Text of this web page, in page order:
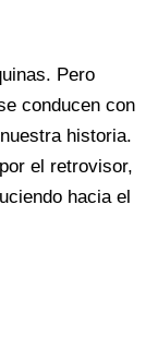
Pero
conducen con
historia.
el retrovisor,
hacia el